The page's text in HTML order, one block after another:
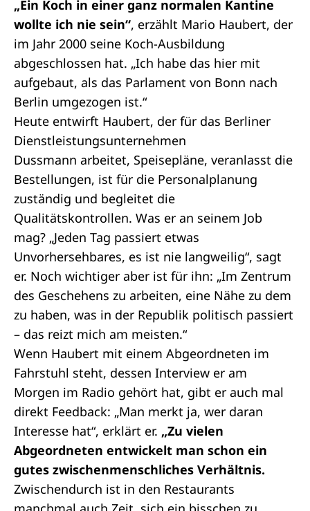
„Ein Koch in einer ganz normalen Kantine
wollte ich nie sein“, erzählt Mario Haubert, der
im Jahr 2000 seine Koch-Ausbildung
abgeschlossen hat. „Ich habe das hier mit
aufgebaut, als das Parlament von Bonn nach
Berlin umgezogen ist.“
Heute entwirft Haubert, der für das Berliner
Dienstleistungsunternehmen
Dussmann arbeitet, Speisepläne, veranlasst die
Bestellungen, ist für die Personalplanung
zuständig und begleitet die
Qualitätskontrollen. Was er an seinem Job
mag? „Jeden Tag passiert etwas
Unvorhersehbares, es ist nie langweilig“, sagt
er. Noch wichtiger aber ist für ihn: „Im Zentrum
des Geschehens zu arbeiten, eine Nähe zu dem
zu haben, was in der Republik politisch passiert
– das reizt mich am meisten.“
Wenn Haubert mit einem Abgeordneten im
Fahrstuhl steht, dessen Interview er am
Morgen im Radio gehört hat, gibt er auch mal
direkt Feedback: „Man merkt ja, wer daran
Interesse hat“, erklärt er. „Zu vielen
Abgeordneten entwickelt man schon ein
gutes zwischenmenschliches Verhältnis.
Zwischendurch ist in den Restaurants